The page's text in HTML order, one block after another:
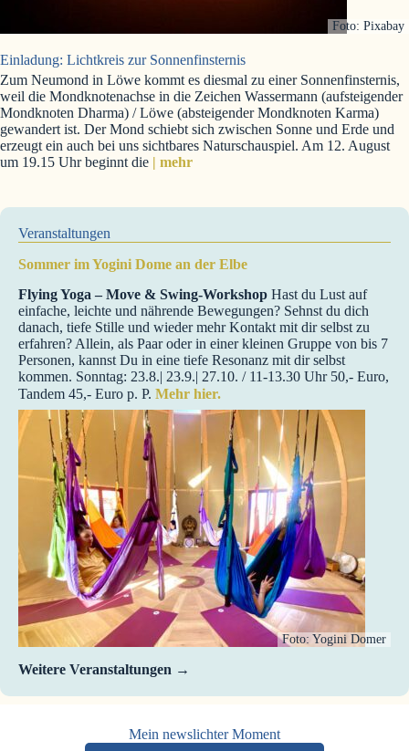
Foto: Pixabay
Einladung: Lichtkreis zur Sonnenfinsternis
Zum Neumond in Löwe kommt es diesmal zu einer Sonnenfinsternis,
weil die Mondknotenachse in die Zeichen Wassermann (aufsteigender
Mondknoten Dharma) / Löwe (absteigender Mondknoten Karma)
gewandert ist. Der Mond schiebt sich zwischen Sonne und Erde und
erzeugt ein auch bei uns sichtbares Naturschauspiel. Am 12. August
um 19.15 Uhr beginnt die | mehr
Veranstaltungen
Sommer im Yogini Dome an der Elbe
Flying Yoga – Move & Swing-Workshop Hast du Lust auf
einfache, leichte und nährende Bewegungen? Sehnst du dich
danach, tiefe Stille und wieder mehr Kontakt mit dir selbst zu
erfahren? Allein, als Paar oder in einer kleinen Gruppe von bis 7
Personen, kannst Du in eine tiefe Resonanz mit dir selbst
kommen. Sonntag: 23.8.| 23.9.| 27.10. / 11-13.30 Uhr 50,- Euro,
Tandem 45,- Euro p. P. Mehr hier.
Foto: Yogini Domer
Weitere Veranstaltungen
Mein newslichter Moment